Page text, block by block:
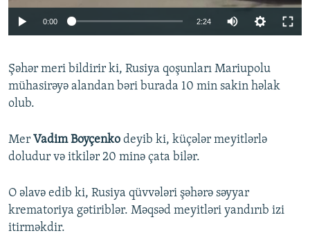
Auto 240p 360p 480p
0:00 2:24
360p
480p
1080p
Şəhər meri bildirir ki, Rusiya qoşunları Mariupolu
mühasirəyə alandan bəri burada 10 min sakin həlak
olub.
Mer Vadim Boyçenko deyib ki, küçələr meyitlərlə
doludur və itkilər 20 minə çata bilər.
O əlavə edib ki, Rusiya qüvvələri şəhərə səyyar
krematoriya gətiriblər. Məqsəd meyitləri yandırıb izi
itirməkdir.